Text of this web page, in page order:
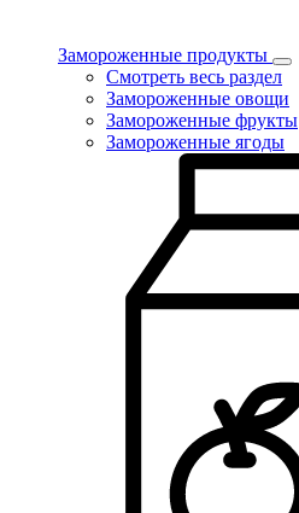
Замороженные продукты
Смотреть весь раздел
Замороженные овощи
Замороженные фрукты
Замороженные ягоды